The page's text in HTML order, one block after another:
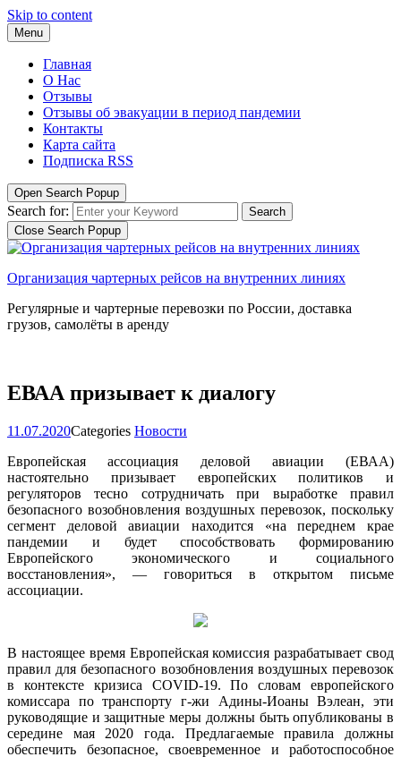
Skip to content
Menu
Главная
О Нас
Отзывы
Отзывы об эвакуации в период пандемии
Контакты
Карта сайта
Подписка RSS
Open Search Popup
Search for:
Search
Close Search Popup
Организация чартерных рейсов на внутренних линиях
Регулярные и чартерные перевозки по России, доставка
грузов, самолёты в аренду
ЕВАА призывает к диалогу
11.07.2020Categories Новости
Европейская ассоциация деловой авиации (ЕВАА)
настоятельно призывает европейских политиков и
регуляторов тесно сотрудничать при выработке правил
безопасного возобновления воздушных перевозок, поскольку
сегмент деловой авиации находится «на переднем крае
пандемии и будет способствовать формированию
Европейского экономического и социального
восстановления», — говориться в открытом письме
ассоциации.
В настоящее время Европейская комиссия разрабатывает свод
правил для безопасного возобновления воздушных перевозок
в контексте кризиса COVID-19. По словам европейского
комиссара по транспорту г-жи Адины-Иоаны Вэлеан, эти
руководящие и защитные меры должны быть опубликованы в
середине мая 2020 года. Предлагаемые правила должны
обеспечить безопасное, своевременное и работоспособное